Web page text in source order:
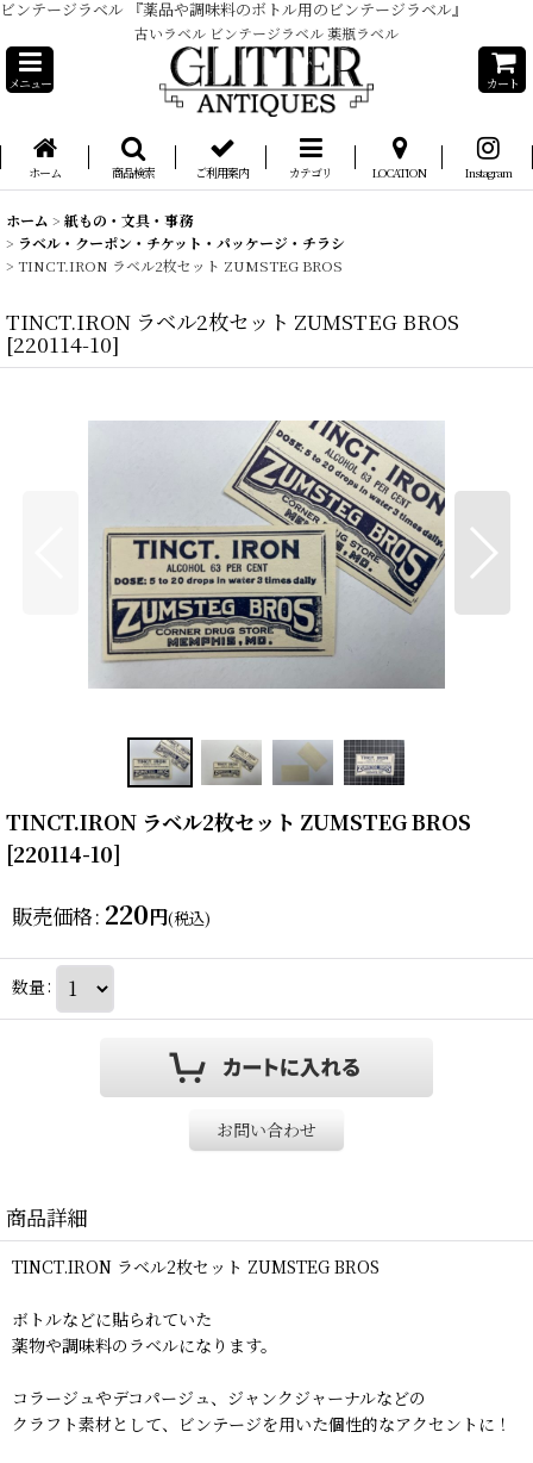
ビンテージラベル 『薬品や調味料のボトル用のビンテージラベル』
古いラベル ビンテージラベル 薬瓶ラベル
メニュー カート
ホーム 商品検索 ご利用案内 カテゴリ LOCATION Instagram
ホーム > 紙もの・文具・事務
> ラベル・クーポン・チケット・パッケージ・チラシ
> TINCT.IRON ラベル2枚セット ZUMSTEG BROS
TINCT.IRON ラベル2枚セット ZUMSTEG BROS
[220114-10]
TINCT.IRON ラベル2枚セット ZUMSTEG BROS
[220114-10]
販売価格: 220円(税込)
数量:
お問い合わせ
商品詳細
TINCT.IRON ラベル2枚セット ZUMSTEG BROS
ボトルなどに貼られていた
薬物や調味料のラベルになります。
コラージュやデコパージュ、ジャンクジャーナルなどの
クラフト素材として、ビンテージを用いた個性的なアクセントに！